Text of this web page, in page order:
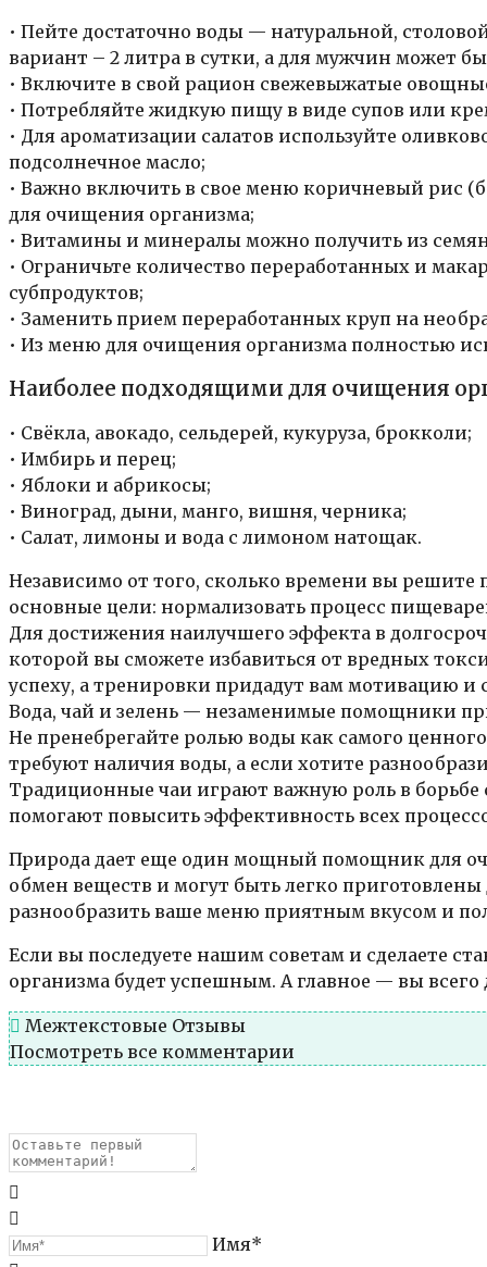
• Пейте достаточно воды — натуральной,
вариант – 2 литра в сутки, а для мужчин может
• Включите в свой рацион свежевыжатые
• Потребляйте жидкую пищу в виде супов или
• Для ароматизации салатов используйте
подсолнечное масло;
• Важно включить в свое меню коричневый рис
для очищения организма;
• Витамины и минералы можно получить из
• Ограничьте количество переработанных и
субпродуктов;
• Заменить прием переработанных круп на
• Из меню для очищения организма полностью
Наиболее подходящими для очищения
• Свёкла, авокадо, сельдерей, кукуруза, брокколи;
• Имбирь и перец;
• Яблоки и абрикосы;
• Виноград, дыни, манго, вишня, черника;
• Салат, лимоны и вода с лимоном натощак.
Независимо от того, сколько времени вы
основные цели: нормализовать процесс
Для достижения наилучшего эффекта в
которой вы сможете избавиться от вредных
успеху, а тренировки придадут вам мотивацию
Вода, чай и зелень — незаменимые помощники
Не пренебрегайте ролью воды как самого
требуют наличия воды, а если хотите
Традиционные чаи играют важную роль в
помогают повысить эффективность всех
Природа дает еще один мощный помощник для
обмен веществ и могут быть легко
разнообразить ваше меню приятным вкусом и
Если вы последуете нашим советам и сделаете
организма будет успешным. А главное — вы всего
Межтекстовые Отзывы
Посмотреть все комментарии
Имя*